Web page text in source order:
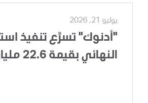
يوليو 21, 2026
"أدنوك" تسرِّع تنفيذ
النهائي بقيمة 22.6 مليار درهم في مشروع تطوير الغطاء الغازي لحقل أم الشيف